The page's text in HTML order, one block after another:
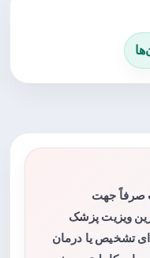
صرفاً جهت
ویزیت پزشک
تشخیص یا درمان